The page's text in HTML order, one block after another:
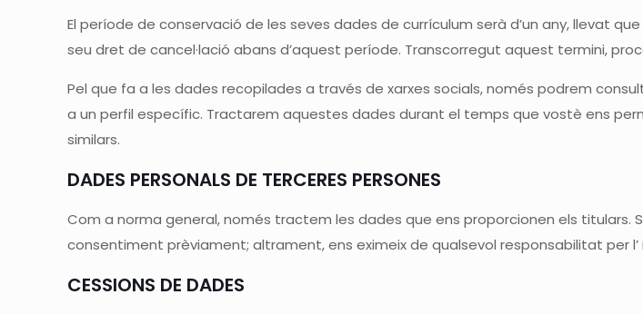
El període de conservació de les seves dades de currículum serà d’un any, llevat
seu dret de cancel·lació abans d’aquest període. Transcorregut aquest termini,
Pel que fa a les dades recopilades a través de xarxes socials, només podrem
a un perfil específic. Tractarem aquestes dades durant el temps que vostè ens
similars.
DADES PERSONALS DE TERCERES PERSONES
Com a norma general, només tractem les dades que ens proporcionen els titulars.
consentiment prèviament; altrament, ens eximeix de qualsevol responsabilitat per
CESSIONS DE DADES